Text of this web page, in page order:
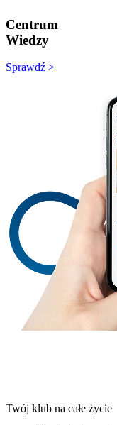
Centrum
Wiedzy
Sprawdź >
Twój klub na całe życie